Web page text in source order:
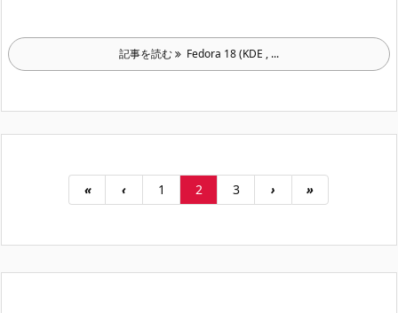
記事を読む Fedora 18 (KDE , ...
« ‹ 1 2 3 › »